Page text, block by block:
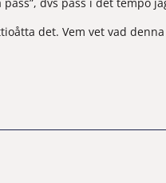
pass”, dvs pass i det tempo
det. Vem vet vad